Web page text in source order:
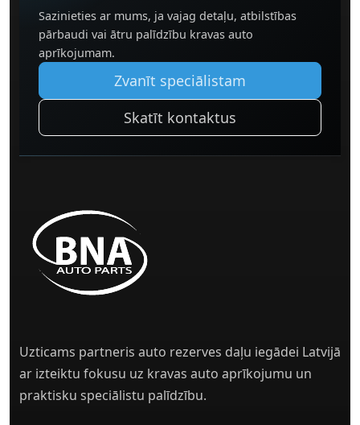
Sazinieties ar mums, ja vajag detaļu, atbilstības
pārbaudi vai ātru palīdzību kravas auto
aprīkojumam.
Zvanīt speciālistam
Skatīt kontaktus
Uzticams partneris auto rezerves daļu iegādei Latvijā
ar izteiktu fokusu uz kravas auto aprīkojumu un
praktisku speciālistu palīdzību.